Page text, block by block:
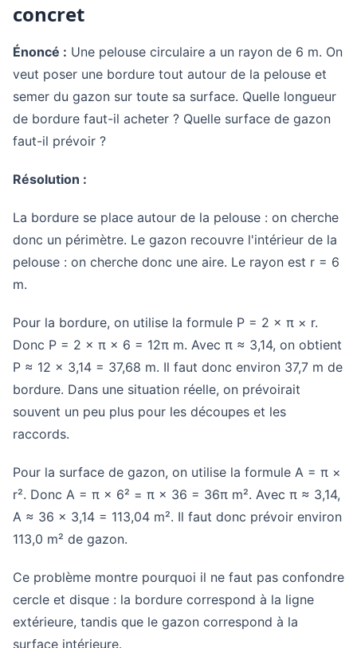
concret
Énoncé : Une pelouse circulaire a un rayon de 6 m. On
veut poser une bordure tout autour de la pelouse et
semer du gazon sur toute sa surface. Quelle longueur
de bordure faut-il acheter ? Quelle surface de gazon
faut-il prévoir ?
Résolution :
La bordure se place autour de la pelouse : on cherche
donc un périmètre. Le gazon recouvre l'intérieur de la
pelouse : on cherche donc une aire. Le rayon est r = 6
m.
Pour la bordure, on utilise la formule P = 2 × π × r.
Donc P = 2 × π × 6 = 12π m. Avec π ≈ 3,14, on obtient
P ≈ 12 × 3,14 = 37,68 m. Il faut donc environ 37,7 m de
bordure. Dans une situation réelle, on prévoirait
souvent un peu plus pour les découpes et les
raccords.
Pour la surface de gazon, on utilise la formule A = π ×
r². Donc A = π × 6² = π × 36 = 36π m². Avec π ≈ 3,14,
A ≈ 36 × 3,14 = 113,04 m². Il faut donc prévoir environ
113,0 m² de gazon.
Ce problème montre pourquoi il ne faut pas confondre
cercle et disque : la bordure correspond à la ligne
extérieure, tandis que le gazon correspond à la
surface intérieure.